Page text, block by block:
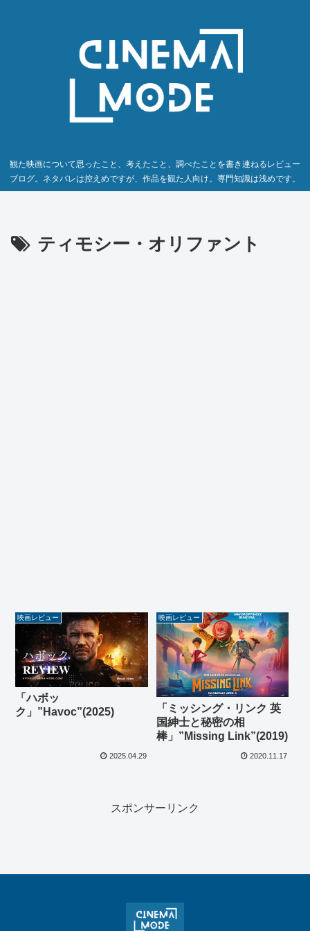
観た映画について思ったこと、考えたこと、調べたことを書き連ねるレビュー
ブログ。ネタバレは控えめですが、作品を観た人向け。専門知識は浅めです。
ティモシー・オリファント
映画レビュー
「ハボッ
ク」”Havoc”(2025)
2025.04.29
映画レビュー
「ミッシング・リンク 英
国紳士と秘密の相
棒」”Missing Link”(2019)
2020.11.17
スポンサーリンク